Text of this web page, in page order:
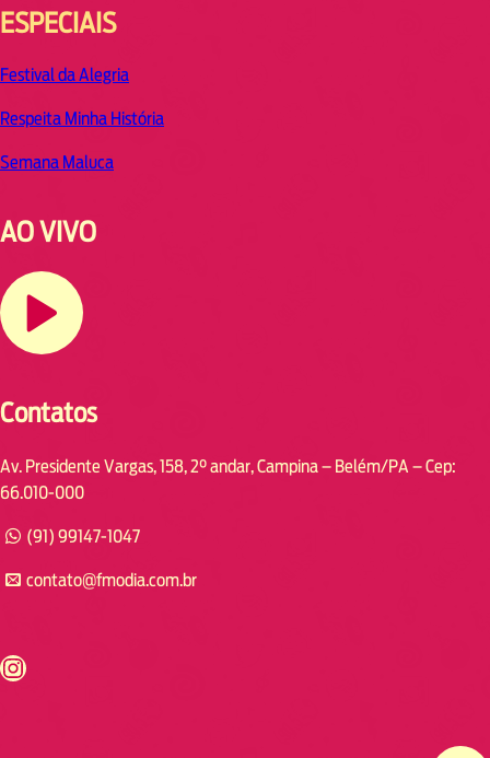
ESPECIAIS
Festival da Alegria
Respeita Minha História
Semana Maluca
AO VIVO
Contatos
Av. Presidente Vargas, 158, 2° andar, Campina – Belém/PA – Cep:
66.010-000
(91) 99147-1047
contato@fmodia.com.br
https://www.instagram.com/fmodia.cabofrio/